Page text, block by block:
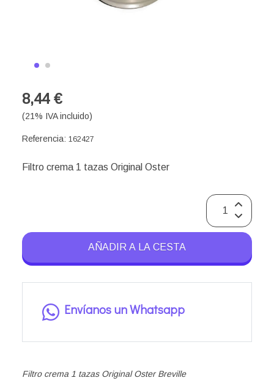
8,44 €
(21% IVA incluido)
Referencia: 162427
Filtro crema 1 tazas Original Oster
AÑADIR A LA CESTA
Envíanos un Whatsapp
Filtro crema 1 tazas Original Oster Breville